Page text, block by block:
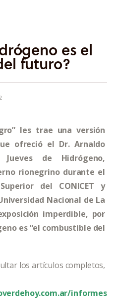
es el
futuro?
les trae una versión
ofreció el Dr. Arnaldo
de Hidrógeno,
rionegrino durante el
del CONICET y
Nacional de La
imperdible, por
es “el combustible del
los artículos completos,
informes